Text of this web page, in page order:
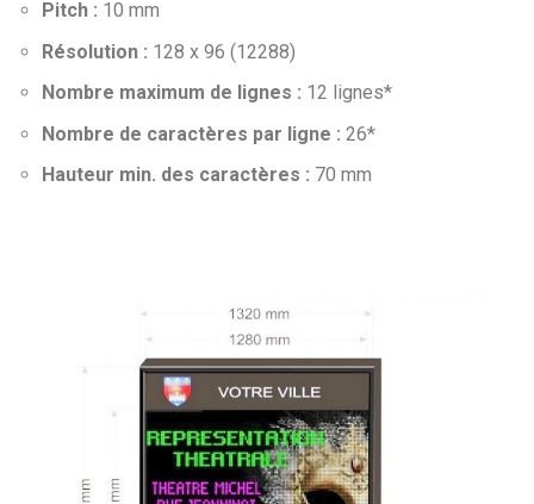
Pitch : 10 mm
Résolution : 128 x 96 (12288)
Nombre maximum de lignes : 12 lignes*
Nombre de caractères par ligne : 26*
Hauteur min. des caractères : 70 mm